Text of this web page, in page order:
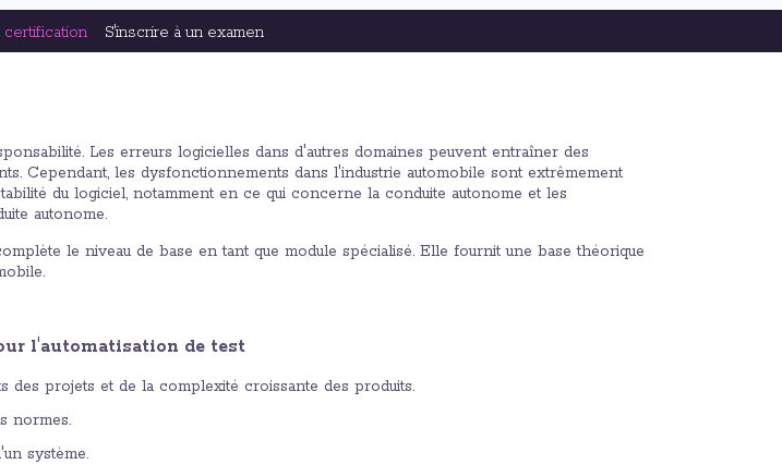
certification S'inscrire à un examen
Les erreurs logicielles dans d'autres domaines peuvent entraîner des
Cependant, les dysfonctionnements dans l'industrie automobile sont extrêmement
du logiciel, notamment en ce qui concerne la conduite autonome et les
autonome.
le niveau de base en tant que module spécialisé. Elle fournit une base théorique
l'automatisation de test
des projets et de la complexité croissante des produits.
normes.
système.